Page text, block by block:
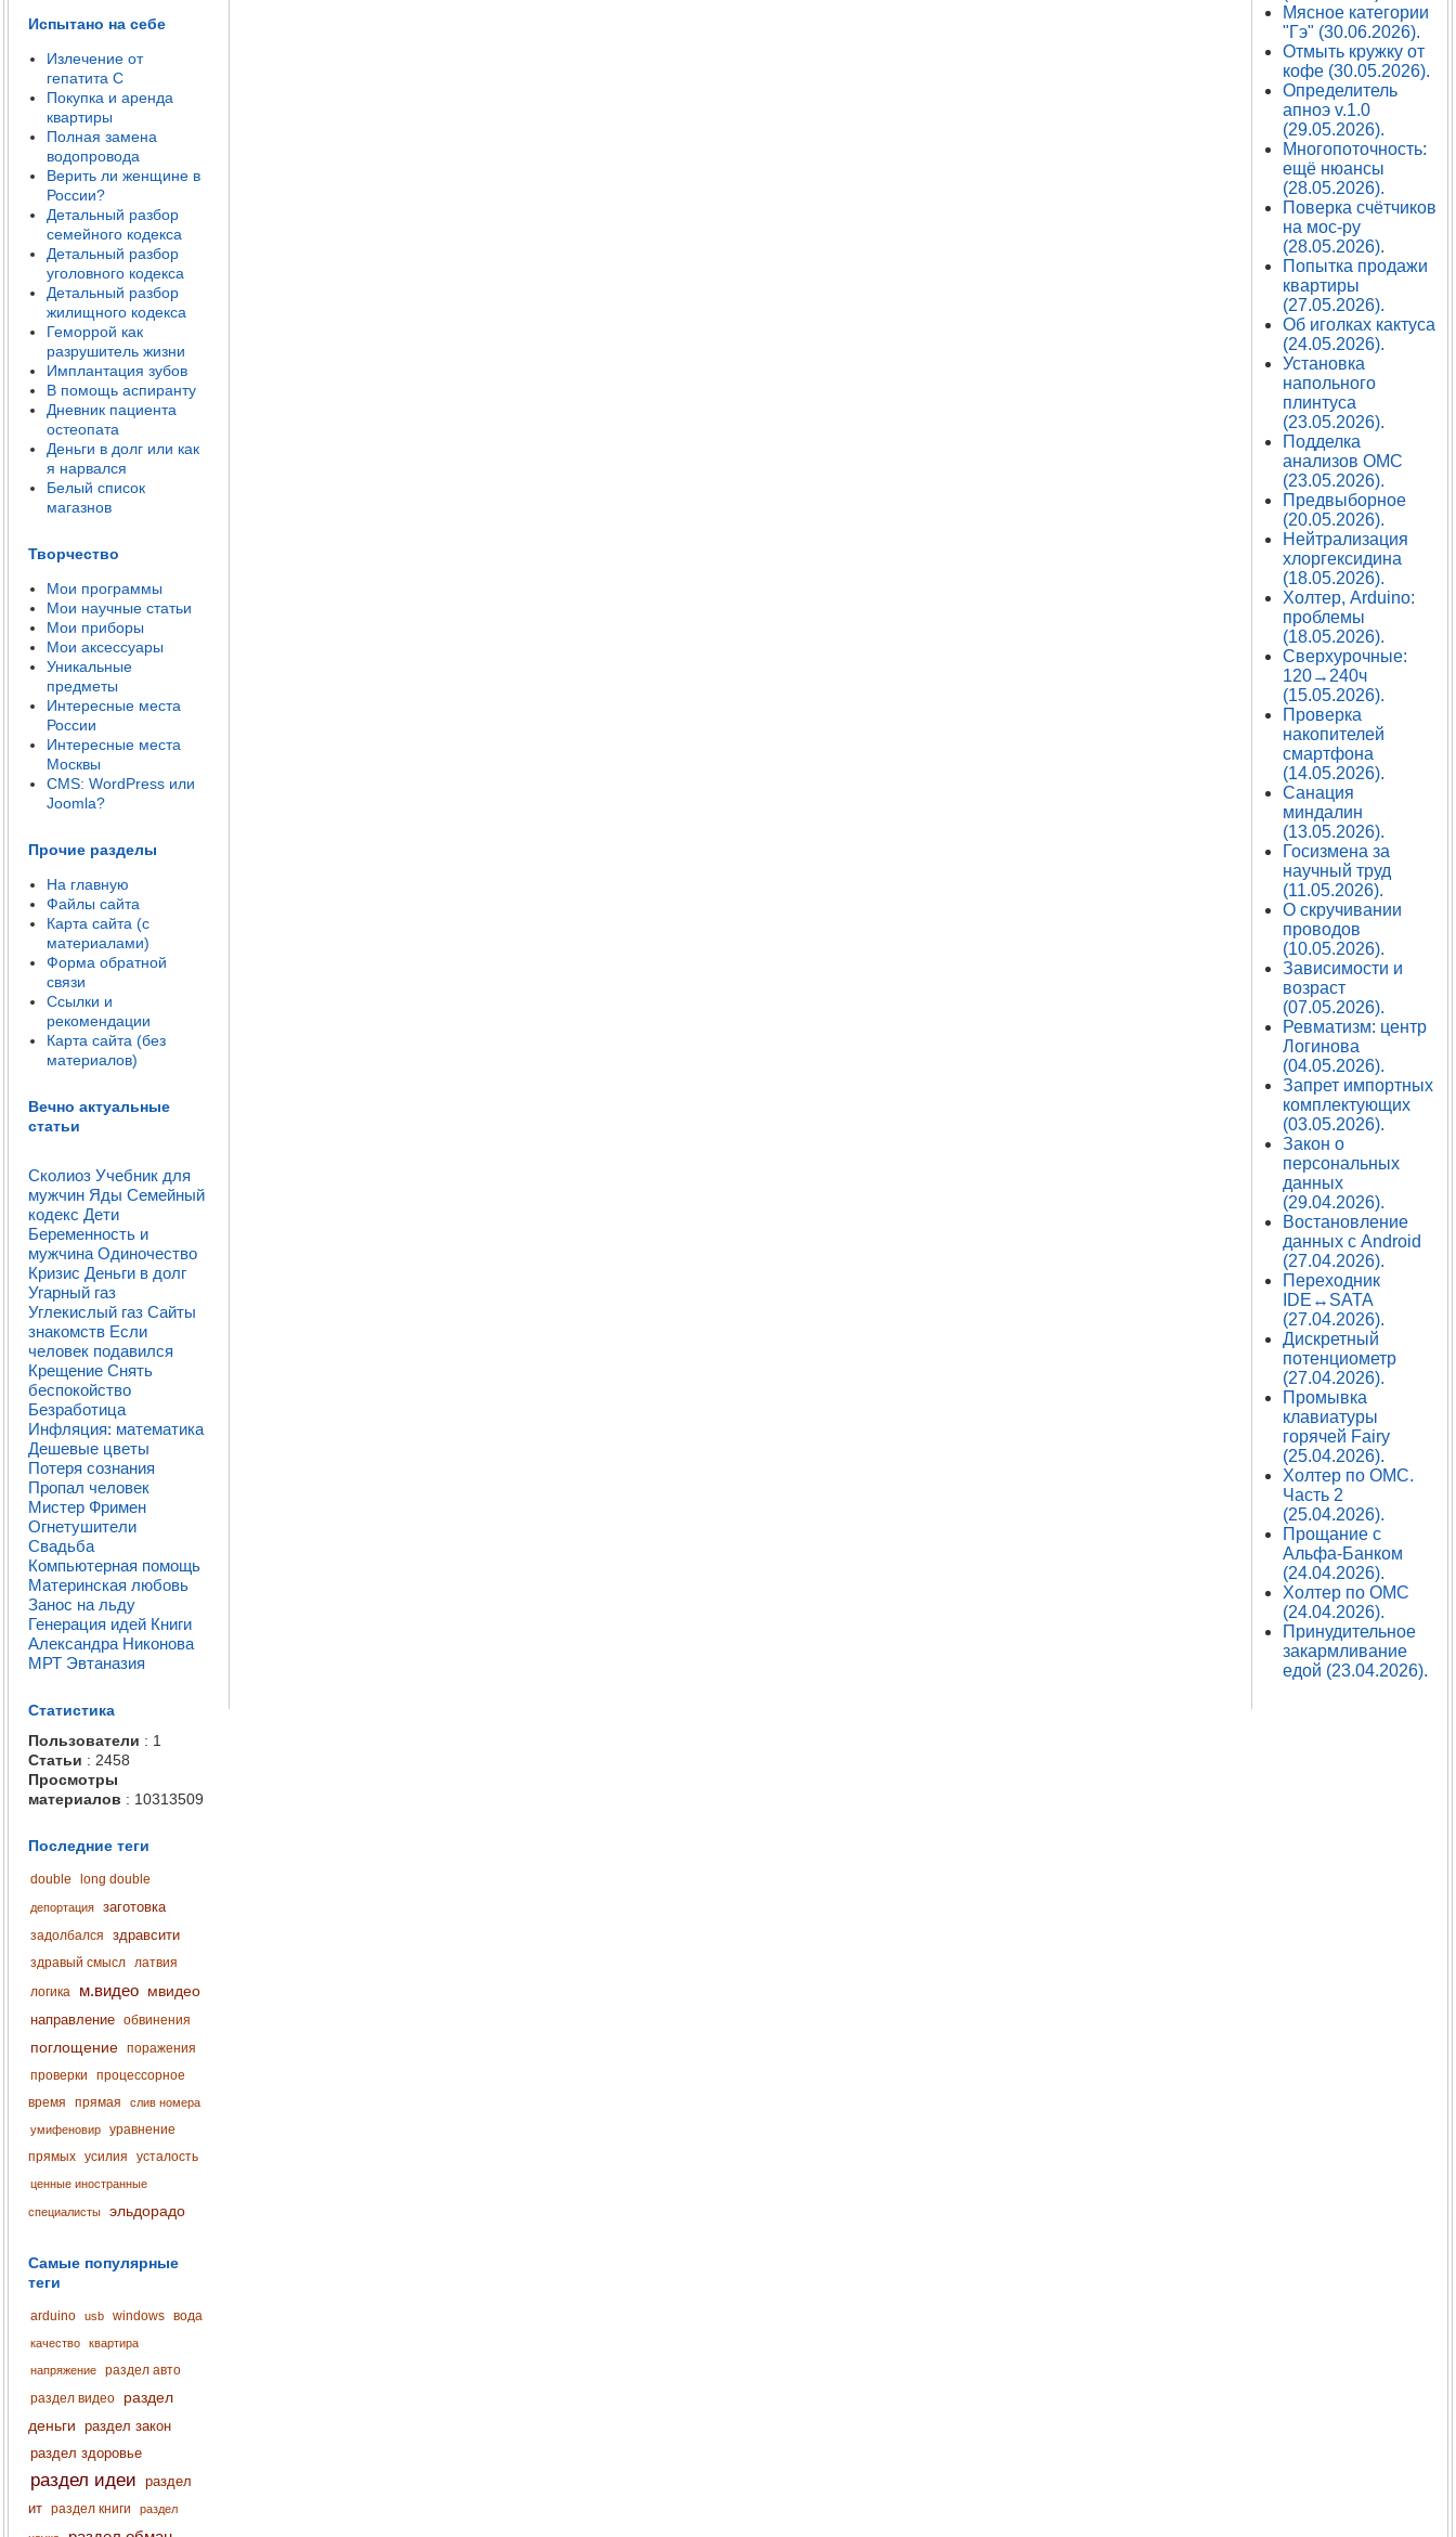
Испытано на себе
Излечение от
гепатита C
Покупка и аренда
квартиры
Полная замена
водопровода
Верить ли женщине в
России?
Детальный разбор
семейного кодекса
Детальный разбор
уголовного кодекса
Детальный разбор
жилищного кодекса
Геморрой как
разрушитель жизни
Имплантация зубов
В помощь аспиранту
Дневник пациента
остеопата
Деньги в долг или как
я нарвался
Белый список
магазнов
Творчество
Мои программы
Мои научные статьи
Мои приборы
Мои аксессуары
Уникальные
предметы
Интересные места
России
Интересные места
Москвы
CMS: WordPress или
Joomla?
Прочие разделы
На главную
Файлы сайта
Карта сайта (с
материалами)
Форма обратной
связи
Ссылки и
рекомендации
Карта сайта (без
материалов)
Вечно актуальные
статьи
Сколиоз Учебник для
мужчин Яды Семейный
кодекс Дети
Беременность и
мужчина Одиночество
Кризис Деньги в долг
Угарный газ
Углекислый газ Сайты
знакомств Если
человек подавился
Крещение Снять
беспокойство
Безработица
Инфляция: математика
Дешевые цветы
Потеря сознания
Пропал человек
Мистер Фримен
Огнетушители
Свадьба
Компьютерная помощь
Материнская любовь
Занос на льду
Генерация идей Книги
Александра Никонова
МРТ Эвтаназия
Статистика
Пользователи : 1
Статьи : 2458
Просмотры
материалов : 10313509
Последние теги
double long double
депортация заготовка
задолбался здравсити
здравый смысл латвия
логика
м.видео мвидео
направление обвинения
поглощение поражения
проверки
процессорное
время
прямая слив номера
умифеновир
уравнение
прямых усилия усталость
ценные иностранные
специалисты эльдорадо
Самые популярные
теги
arduino usb windows вода
качество квартира
напряжение
раздел авто
раздел видео
раздел
деньги раздел закон
раздел здоровье
раздел идеи раздел
ит раздел книги раздел
Мясное категории
"Гэ" (30.06.2026).
Отмыть кружку от
кофе (30.05.2026).
Определитель
апноэ v.1.0
(29.05.2026).
Многопоточность:
ещё нюансы
(28.05.2026).
Поверка счётчиков
на мос-ру
(28.05.2026).
Попытка продажи
квартиры
(27.05.2026).
Об иголках кактуса
(24.05.2026).
Установка
напольного
плинтуса
(23.05.2026).
Подделка
анализов ОМС
(23.05.2026).
Предвыборное
(20.05.2026).
Нейтрализация
хлоргексидина
(18.05.2026).
Холтер, Arduino:
проблемы
(18.05.2026).
Сверхурочные:
120→240ч
(15.05.2026).
Проверка
накопителей
смартфона
(14.05.2026).
Санация
миндалин
(13.05.2026).
Госизмена за
научный труд
(11.05.2026).
О скручивании
проводов
(10.05.2026).
Зависимости и
возраст
(07.05.2026).
Ревматизм: центр
Логинова
(04.05.2026).
Запрет импортных
комплектующих
(03.05.2026).
Закон о
персональных
данных
(29.04.2026).
Востановление
данных с Android
(27.04.2026).
Переходник
IDE↔SATA
(27.04.2026).
Дискретный
потенциометр
(27.04.2026).
Промывка
клавиатуры
горячей Fairy
(25.04.2026).
Холтер по ОМС.
Часть 2
(25.04.2026).
Прощание с
Альфа-Банком
(24.04.2026).
Холтер по ОМС
(24.04.2026).
Принудительное
закармливание
едой (23.04.2026).